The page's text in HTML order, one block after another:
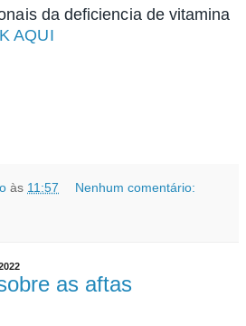
da deficiencia de vitamina
AQUI
às 11:57 Nenhum comentário:
as aftas